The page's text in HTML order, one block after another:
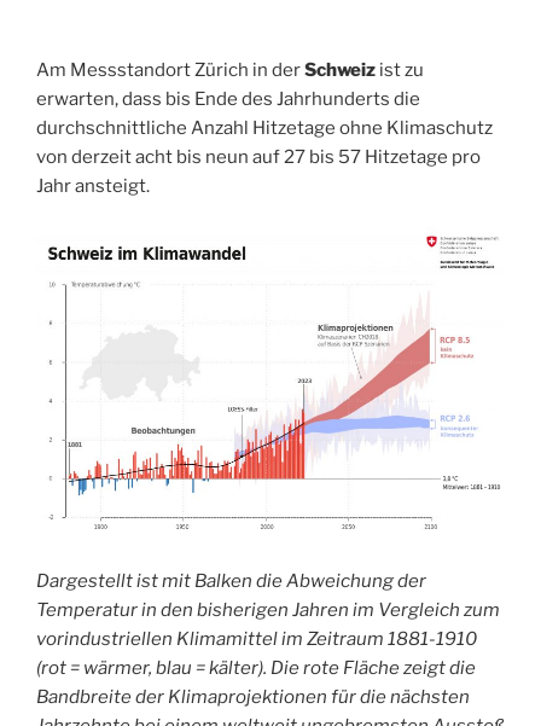
Am Messstandort Zürich in derSchweiz ist zu
erwarten, dass bis Ende des Jahrhunderts die
durchschnittliche Anzahl Hitzetage ohne Klimaschutz
von derzeit acht bis neun auf 27 bis 57 Hitzetage pro
Jahr ansteigt.
Dargestellt ist mit Balken die Abweichung der
Temperatur in den bisherigen Jahren im Vergleich zum
vorindustriellen Klimamittel im Zeitraum 1881-1910
(rot = wärmer, blau = kälter). Die rote Fläche zeigt die
Bandbreite der Klimaprojektionen für die nächsten